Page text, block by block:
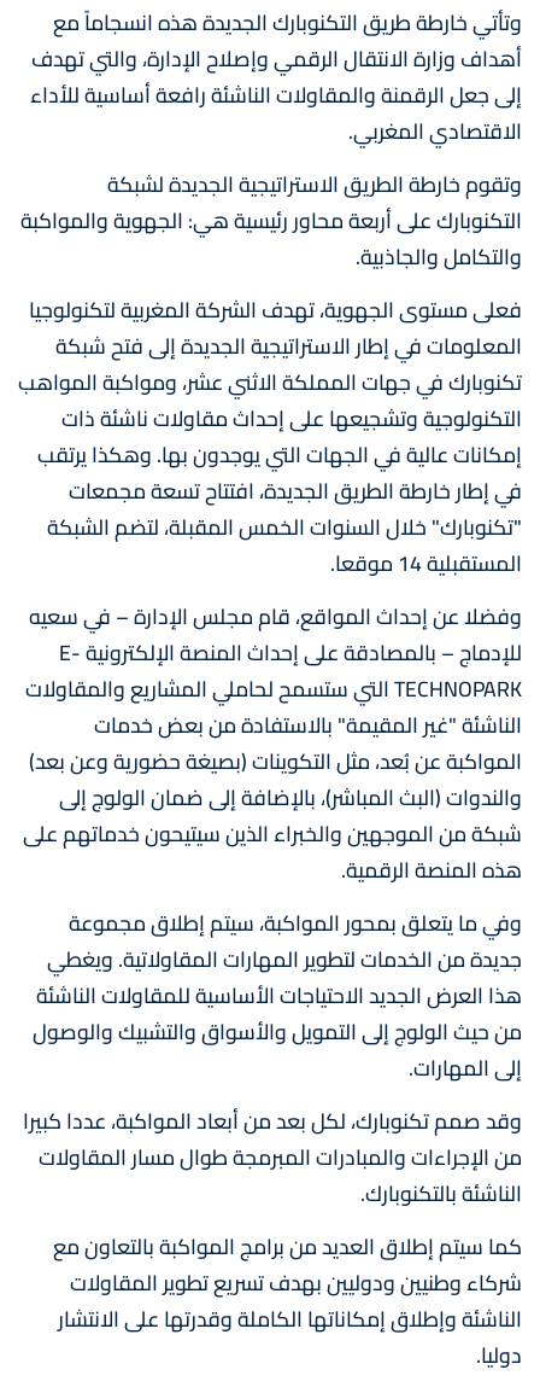
وتأتي خارطة طريق التكنوبارك الجديدة هذه انسجاماً مع
أهداف وزارة الانتقال الرقمي وإصلاح الإدارة، والتي تهدف
إلى جعل الرقمنة والمقاولات الناشئة رافعة أساسية للأداء
الاقتصادي المغربي.
وتقوم خارطة الطريق الاستراتيجية الجديدة لشبكة
التكنوبارك على أربعة محاور رئيسية هي: الجهوية والمواكبة
والتكامل والجاذبية.
فعلى مستوى الجهوية، تهدف الشركة المغربية لتكنولوجيا
المعلومات في إطار الاستراتيجية الجديدة إلى فتح شبكة
تكنوبارك في جهات المملكة الاثني عشر، ومواكبة المواهب
التكنولوجية وتشجيعها على إحداث مقاولات ناشئة ذات
إمكانات عالية في الجهات التي يوجدون بها. وهكذا يرتقب
في إطار خارطة الطريق الجديدة، افتتاح تسعة مجمعات
"تكنوبارك" خلال السنوات الخمس المقبلة، لتضم الشبكة
المستقبلية 14 موقعا.
وفضلا عن إحداث المواقع، قام مجلس الإدارة – في سعيه
للإدماج – بالمصادقة على إحداث المنصة الإلكترونية E-
TECHNOPARK التي ستسمح لحاملي المشاريع والمقاولات
الناشئة "غير المقيمة" بالاستفادة من بعض خدمات
المواكبة عن بُعد، مثل التكوينات (بصيغة حضورية وعن بعد)
والندوات (البث المباشر)، بالإضافة إلى ضمان الولوج إلى
شبكة من الموجهين والخبراء الذين سيتيحون خدماتهم على
هذه المنصة الرقمية.
وفي ما يتعلق بمحور المواكبة، سيتم إطلاق مجموعة
جديدة من الخدمات لتطوير المهارات المقاولاتية. ويغطي
هذا العرض الجديد الاحتياجات الأساسية للمقاولات الناشئة
من حيث الولوج إلى التمويل والأسواق والتشبيك والوصول
إلى المهارات.
وقد صمم تكنوبارك، لكل بعد من أبعاد المواكبة، عددا كبيرا
من الإجراءات والمبادرات المبرمجة طوال مسار المقاولات
الناشئة بالتكنوبارك.
كما سيتم إطلاق العديد من برامج المواكبة بالتعاون مع
شركاء وطنيين ودوليين بهدف تسريع تطوير المقاولات
الناشئة وإطلاق إمكاناتها الكاملة وقدرتها على الانتشار
دوليا.